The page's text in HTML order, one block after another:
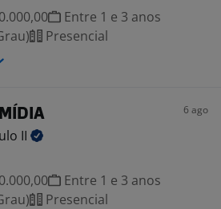
Entre 1 e 3 anos
Presencial
6 ago
II
Entre 1 e 3 anos
Presencial